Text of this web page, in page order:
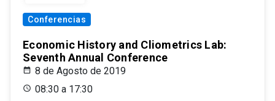
Conferencias
Economic History and Cliometrics Lab:
Seventh Annual Conference
8 de Agosto de 2019
08:30 a 17:30